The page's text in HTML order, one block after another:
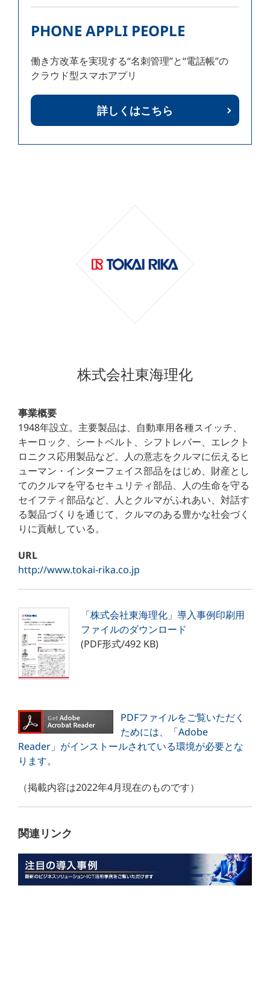
PHONE APPLI PEOPLE
働き方改革を実現する“名刺管理”と“電話帳”の
クラウド型スマホアプリ
詳しくはこちら
株式会社東海理化
事業概要
1948年設立。主要製品は、自動車用各種スイッチ、
キーロック、シートベルト、シフトレバー、エレクト
ロニクス応用製品など。人の意志をクルマに伝えるヒ
ューマン・インターフェイス部品をはじめ、財産とし
てのクルマを守るセキュリティ部品、人の生命を守る
セイフティ部品など、人とクルマがふれあい、対話す
る製品づくりを通じて、クルマのある豊かな社会づく
りに貢献している。
URL
http://www.tokai-rika.co.jp
「株式会社東海理化」導入事例印刷用
ファイルのダウンロード
(PDF形式/492 KB)
PDFファイルをご覧いただく
ためには、「Adobe
Reader」がインストールされている環境が必要とな
ります。
（掲載内容は2022年4月現在のものです）
関連リンク